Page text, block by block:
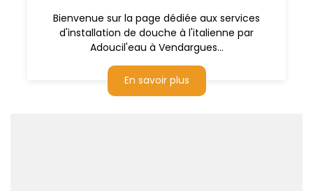
Bienvenue sur la page dédiée aux services
d'installation de douche à l'italienne par
Adoucil'eau à Vendargues...
En savoir plus